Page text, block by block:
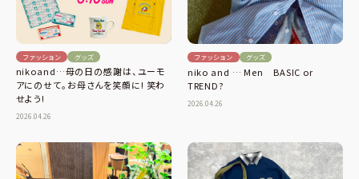
ファッション グッズ
nikoand…母の日の感謝は、ユーモ
アにのせて。お母さんを笑顔に! 笑わ
せよう!
2026.04.26
ファッション グッズ
niko and … Men BASIC or
TREND?
2026.04.26